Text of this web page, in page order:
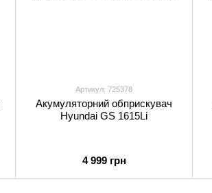
Артикул: 725378
Акумуляторний обприскувач
Hyundai GS 1615Li
4 999 грн